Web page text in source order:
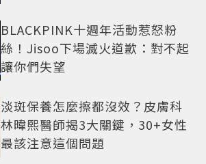
BLACKPINK十週年活動惹怒粉
絲！Jisoo下場滅火道歉：對不起
讓你們失望
淡斑保養怎麼擦都沒效？皮膚科
林暐熙醫師揭3大關鍵，30+女性
最該注意這個問題